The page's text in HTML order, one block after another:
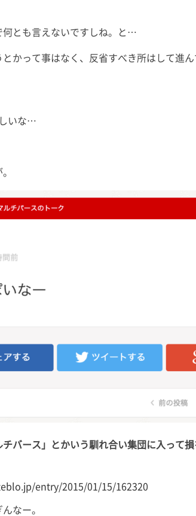
何とも言えないですしね。と…
かって事はなく、反省すべき所はして進
いな…
チバース」とかいう馴れ合い集団に入って
entry/2015/01/15/162320
なー。